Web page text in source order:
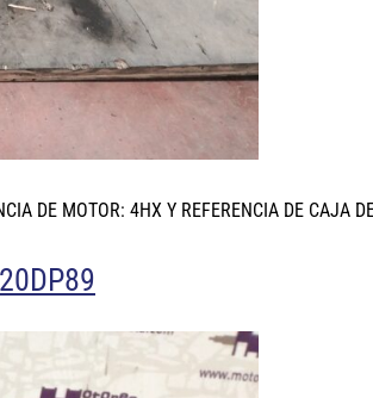
DE MOTOR: 4HX Y REFERENCIA DE CAJA